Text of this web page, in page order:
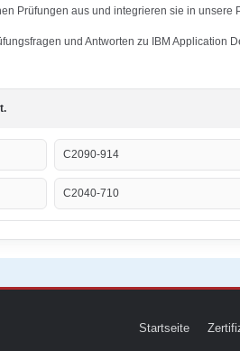
Prüfungen aus und integrieren sie in unsere
und Antworten zu IBM Application
C2090-914
C2040-710
Startseite